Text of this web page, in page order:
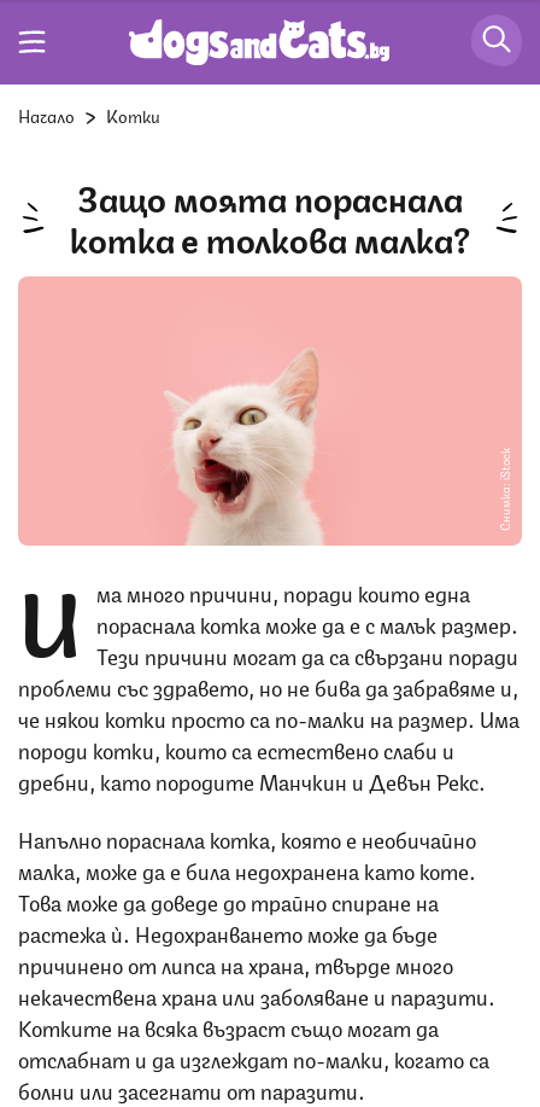
Начало Котки
Защо моята пораснала
котка е толкова малка?
Снимка: iStock
И
ма много причини, поради които една
пораснала котка може да е с малък размер.
Тези причини могат да са свързани поради
проблеми със здравето, но не бива да забравяме и,
че някои котки просто са по-малки на размер. Има
породи котки, които са естествено слаби и
дребни, като породите Манчкин и Девън Рекс.
Напълно пораснала котка, която е необичайно
малка, може да е била недохранена като коте.
Това може да доведе до трайно спиране на
растежа ѝ. Недохранването може да бъде
причинено от липса на храна, твърде много
некачествена храна или заболяване и паразити.
Котките на всяка възраст също могат да
отслабнат и да изглеждат по-малки, когато са
болни или засегнати от паразити.